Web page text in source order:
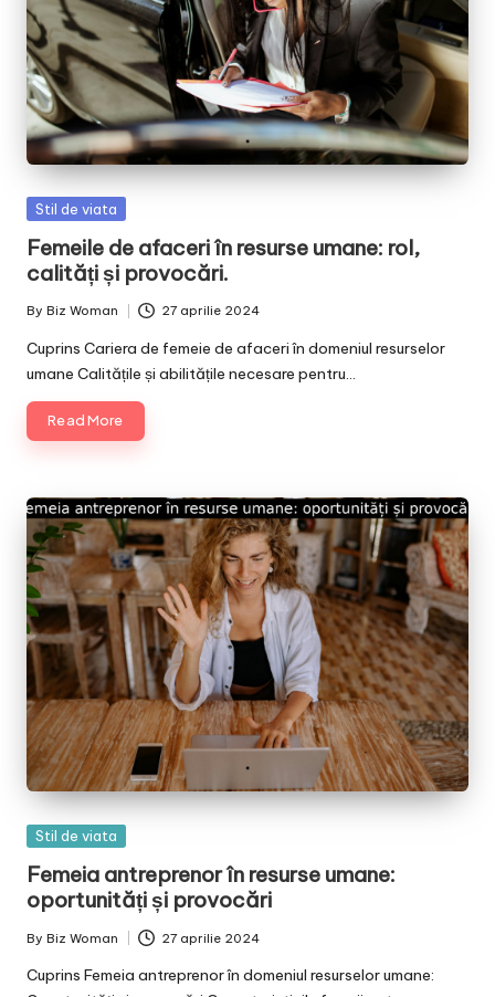
Posted
Stil de viata
Femeile de afaceri în resurse umane: rol,
calități și provocări.
Posted
by
By Biz Woman 27 aprilie 2024
Cuprins Cariera de femeie de afaceri în domeniul resurselor
umane Calitățile și abilitățile necesare pentru…
Read More
Posted
Stil de viata
Femeia antreprenor în resurse umane:
oportunități și provocări
Posted
by
By Biz Woman 27 aprilie 2024
Cuprins Femeia antreprenor în domeniul resurselor umane: